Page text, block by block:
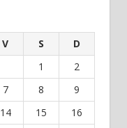
V S D
1
2
7 8
9
14 15
16